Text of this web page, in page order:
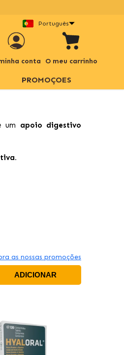
Português
conta O meu carrinho
PROMOÇOES
um apoio digestivo
as nossas promoções
ADICIONAR